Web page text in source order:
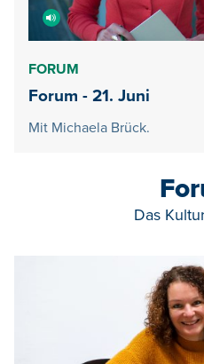
FORUM
Forum - 21. Juni
Mit Michaela Brück.
Das